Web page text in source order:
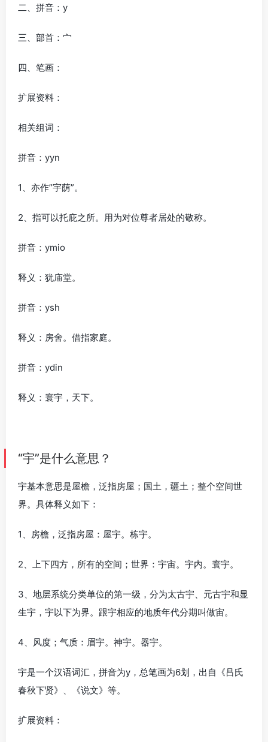
二、拼音：y
三、部首：宀
四、笔画：
扩展资料：
相关组词：
拼音：yyn
1、亦作”宇荫”。
2、指可以托庇之所。用为对位尊者居处的敬称。
拼音：ymio
释义：犹庙堂。
拼音：ysh
释义：房舍。借指家庭。
拼音：ydin
释义：寰宇，天下。
“宇”是什么意思？
宇基本意思是屋檐，泛指房屋；国土，疆土；整个空间世
界。具体释义如下：
1、房檐，泛指房屋：屋宇。栋宇。
2、上下四方，所有的空间；世界：宇宙。宇内。寰宇。
3、地层系统分类单位的第一级，分为太古宇、元古宇和显
生宇，宇以下为界。跟宇相应的地质年代分期叫做宙。
4、风度；气质：眉宇。神宇。器宇。
宇是一个汉语词汇，拼音为y，总笔画为6划，出自《吕氏
春秋下贤》、《说文》等。
扩展资料：